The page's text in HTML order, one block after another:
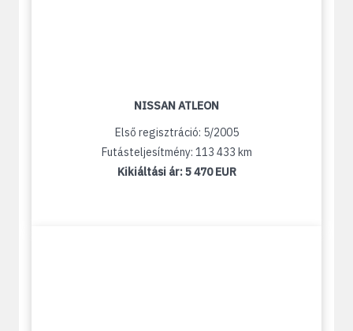
NISSAN ATLEON
Első regisztráció: 5/2005
Futásteljesítmény: 113 433 km
Kikiáltási ár:5 470 EUR